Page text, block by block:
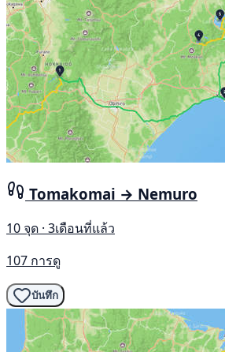
Tomakomai → Nemuro
10 จุด · 3เดือนที่แล้ว
107 การดู
บันทึก